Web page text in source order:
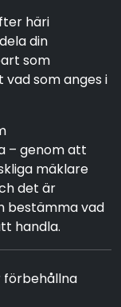
häri
din
som
som anges i
– genom att
mäklare
det är
bestämma vad
handla.
förbehållna